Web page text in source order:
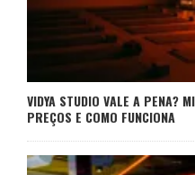
VIDYA STUDIO VALE A PENA?
PREÇOS E COMO FUNCIONA